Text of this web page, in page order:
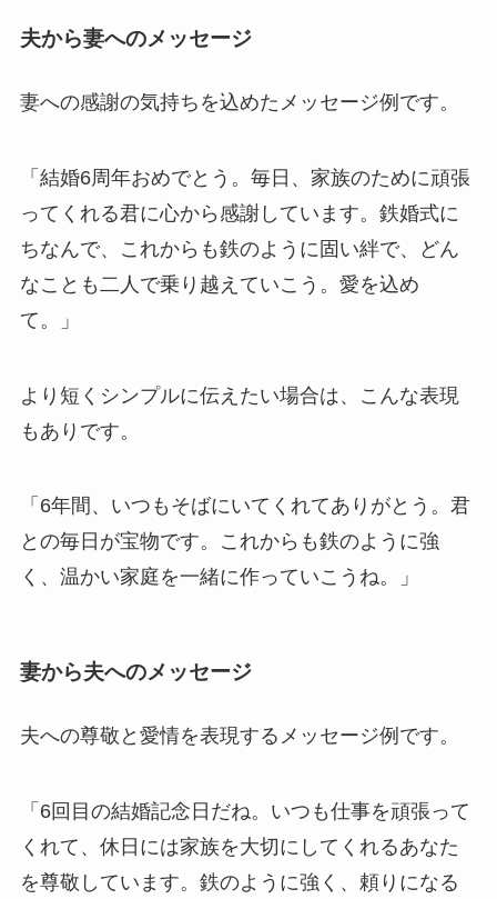
夫から妻へのメッセージ
妻への感謝の気持ちを込めたメッセージ例です。
「結婚6周年おめでとう。毎日、家族のために頑張
ってくれる君に心から感謝しています。鉄婚式に
ちなんで、これからも鉄のように固い絆で、どん
なことも二人で乗り越えていこう。愛を込め
て。」
より短くシンプルに伝えたい場合は、こんな表現
もありです。
「6年間、いつもそばにいてくれてありがとう。君
との毎日が宝物です。これからも鉄のように強
く、温かい家庭を一緒に作っていこうね。」
妻から夫へのメッセージ
夫への尊敬と愛情を表現するメッセージ例です。
「6回目の結婚記念日だね。いつも仕事を頑張って
くれて、休日には家族を大切にしてくれるあなた
を尊敬しています。鉄のように強く、頼りになる